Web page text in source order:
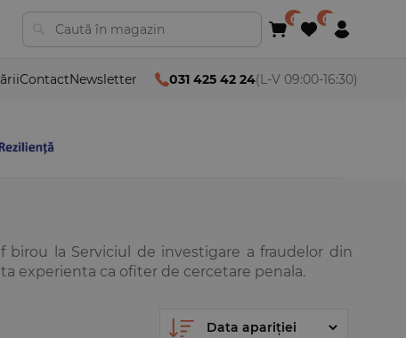
ContactNewsletter 031 425 42 24(L-V 09:00-16:30)
la Serviciul de investigare a fraudelor din
experienta ca ofiter de cercetare penala.